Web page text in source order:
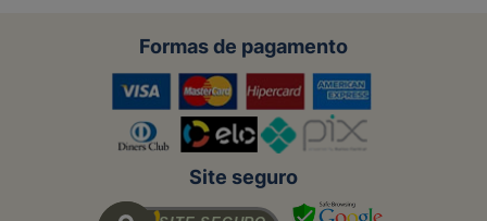
Formas de pagamento
Site seguro